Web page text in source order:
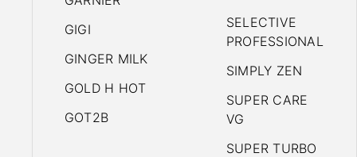
GIGI
GINGER MILK
GOLD H HOT
GOT2B
SELECTIVE
PROFESSIONAL
SIMPLY ZEN
SUPER CARE
VG
SUPER TURBO